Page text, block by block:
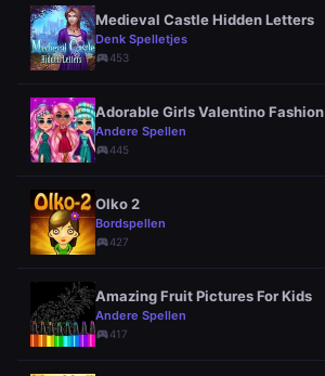
Medieval Castle Hidden Letters
Denk Spelletjes
sports_esports453
Adorable Girls Valentino Fashion
Andere Spellen
sports_esports445
Olko 2
Bordspellen
sports_esports427
Amazing Fruit Pictures For Kids
Andere Spellen
sports_esports417